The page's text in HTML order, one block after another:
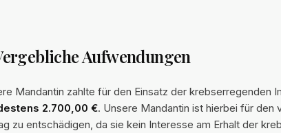
Aufwendungen
Mandantin zahlte für den Einsatz der krebserregenden
2.700,00 €. Unsere Mandantin ist hierbei für
zu entschädigen, da sie kein Interesse am Erhalt der